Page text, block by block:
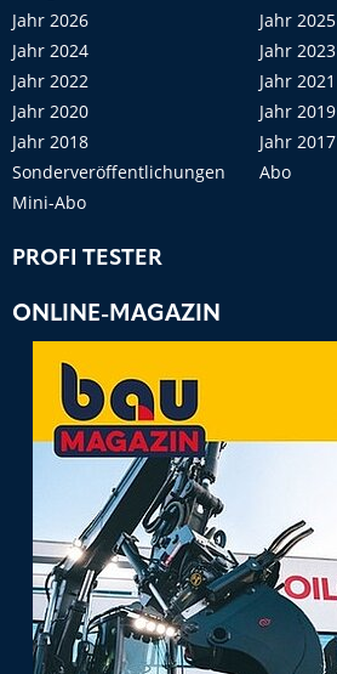
Jahr 2026
Jahr 2025
Jahr 2024
Jahr 2023
Jahr 2022
Jahr 2021
Jahr 2020
Jahr 2019
Jahr 2018
Jahr 2017
Sonderveröffentlichungen
Abo
Mini-Abo
PROFI TESTER
ONLINE-MAGAZIN